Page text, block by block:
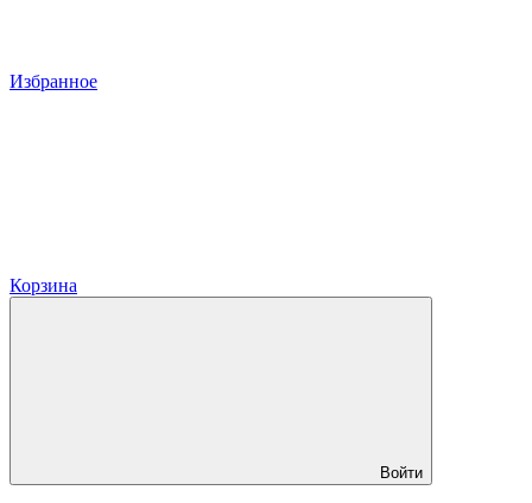
Избранное
Корзина
Войти